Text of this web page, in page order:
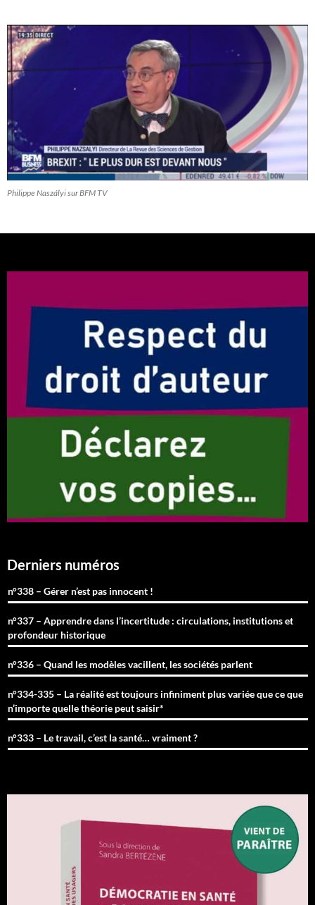
Philippe Naszályi sur BFM TV
Derniers numéros
n°338 – Gérer n’est pas innocent !
n°337 – Apprendre dans l’incertitude : circulations, institutions et
profondeur historique
n°336 – Quand les modèles vacillent, les sociétés parlent
n°334-335 – La réalité est toujours infiniment plus variée que ce que
n’importe quelle théorie peut saisir*
n°333 – Le travail, c’est la santé… vraiment ?